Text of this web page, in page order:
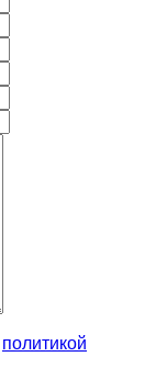
политикой